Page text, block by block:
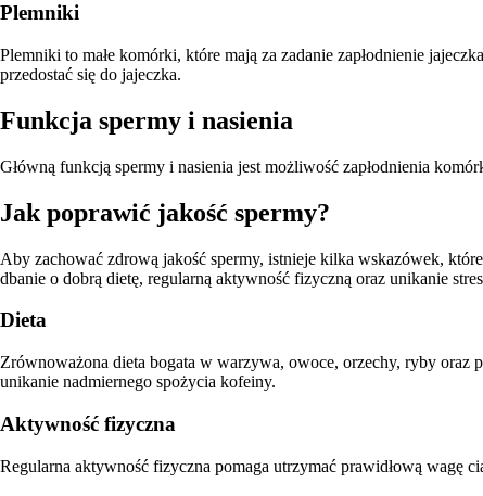
Plemniki
Plemniki to małe komórki, które mają za zadanie zapłodnienie
przedostać się do jajeczka.
Funkcja spermy i nasienia
Główną funkcją spermy i nasienia jest możliwość zapłodnienia
Jak poprawić jakość spermy?
Aby zachować zdrową jakość spermy, istnieje kilka wskazówek,
dbanie o dobrą dietę, regularną aktywność fizyczną oraz unikanie
Dieta
Zrównoważona dieta bogata w warzywa, owoce, orzechy, ryby oraz
unikanie nadmiernego spożycia kofeiny.
Aktywność fizyczna
Regularna aktywność fizyczna pomaga utrzymać prawidłową wagę